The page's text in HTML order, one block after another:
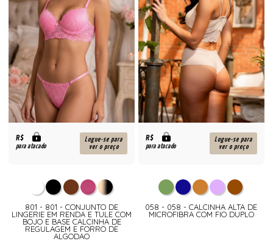
R$
para atacado
Logue-se para
ver o preço
801 - 801 - CONJUNTO DE
LINGERIE EM RENDA E TULE COM
BOJO E BASE CALCINHA DE
REGULAGEM E FORRO DE
ALGODAO
R$
para atacado
Logue-se para
ver o preço
058 - 058 - CALCINHA ALTA DE
MICROFIBRA COM FIO DUPLO